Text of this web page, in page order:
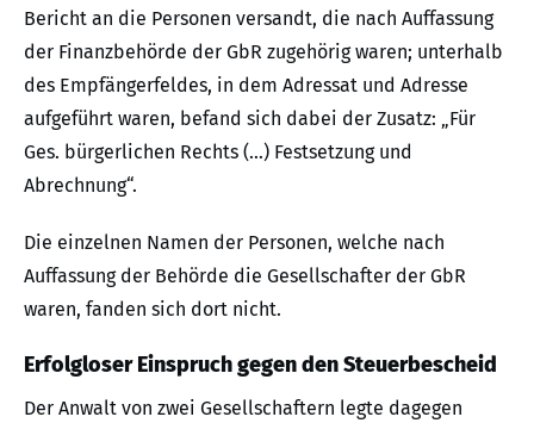
Bericht an die Personen versandt, die nach Auffassung
der Finanzbehörde der GbR zugehörig waren; unterhalb
des Empfängerfeldes, in dem Adressat und Adresse
aufgeführt waren, befand sich dabei der Zusatz: „Für
Ges. bürgerlichen Rechts (…) Festsetzung und
Abrechnung“.
Die einzelnen Namen der Personen, welche nach
Auffassung der Behörde die Gesellschafter der GbR
waren, fanden sich dort nicht.
Erfolgloser Einspruch gegen den Steuerbescheid
Der Anwalt von zwei Gesellschaftern legte dagegen